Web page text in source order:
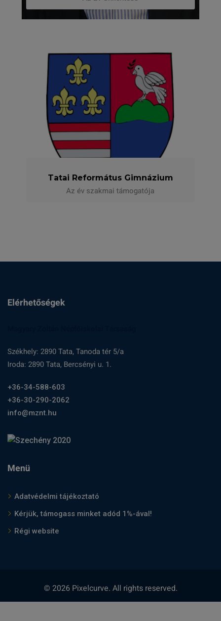
Tatai Református Gimnázium
Az év szakmai támogatója
Elérhetőségek
Székhely: 2890 Tata, Tanoda tér 5/a
Iroda: 2890 Tata, Bercsényi u. 1.
+36-34-588-603
+36-30-290-2062
info@mznt.hu
Menü
Adatvédelmi tájékoztató
Kérjük, támogass minket adód 1%-ával!
Régi website
© 2026 Pixelcurve. All rights reserved.